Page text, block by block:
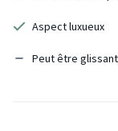
Aspect luxueux
Peut être